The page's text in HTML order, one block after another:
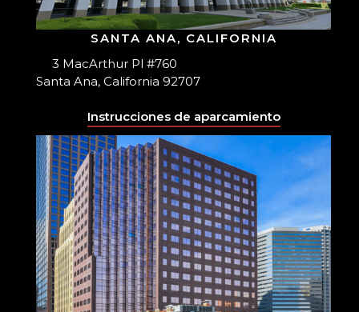
SANTA ANA, CALIFORNIA
3 MacArthur Pl #760
Santa Ana, California 92707
Instrucciones de aparcamiento